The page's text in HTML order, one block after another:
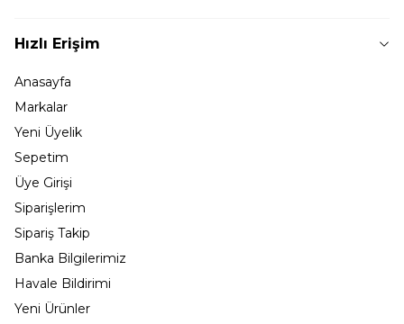
Hızlı Erişim
Anasayfa
Markalar
Yeni Üyelik
Sepetim
Üye Girişi
Siparişlerim
Sipariş Takip
Banka Bilgilerimiz
Havale Bildirimi
Yeni Ürünler